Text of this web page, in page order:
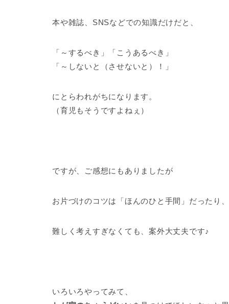
本や雑誌、SNSなどでの知識だけだと、
「～するべき」「こうあるべき」
「～しないと（させないと）！」
にとらわれがちになります。
（育児もそうですよねぇ）
ですが、ご感想にもありましたが
お片づけのコツは「ほんのひと手間」だったり
難しく考えすぎなくても、案外大丈夫です♪
いろいろやってみて、